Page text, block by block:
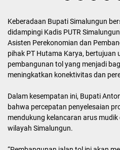
Keberadaan Bupati Simalungun
didampingi Kadis PUTR
Asisten Perekonomian dan
pihak PT Hutama Karya, bertujuan
pembangunan tol yang menjadi
meningkatkan konektivitas dan
Dalam kesempatan ini, Bupati
bahwa percepatan penyelesaian
mendukung kelancaran arus
wilayah Simalungun.